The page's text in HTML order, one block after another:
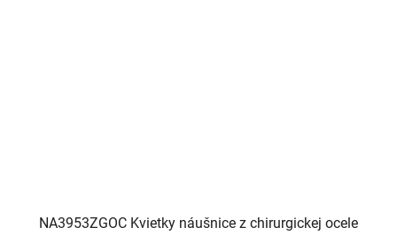
NA3953ZGOC Kvietky náušnice z chirurgickej ocele